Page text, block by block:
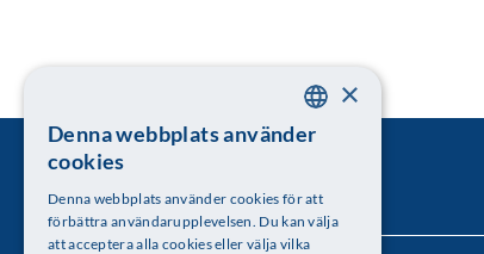
SWEDISH
×
Denna webbplats använder
cookies
Denna webbplats använder cookies för att
förbättra användarupplevelsen. Du kan välja
att acceptera alla cookies eller välja vilka